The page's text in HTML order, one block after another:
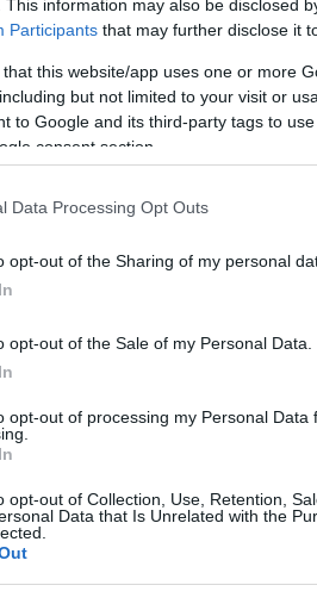
This information may also be disclosed
Participants that may further disclose it
that this website/app uses one or more
but not limited to your visit or
to Google and its third-party tags to
consent section.
Data Processing Opt Outs
opt-out of the Sharing of my personal
opt-out of the Sale of my Personal Data.
opt-out of processing my Personal Data
opt-out of Collection, Use, Retention,
Data that Is Unrelated with the
territoriale legato alla
diEtifor, Martina Catte e
di Badesi , la
Maria Morittucon la
Addis, Alessandra
dal figlio Andrea, Francesco
e la guida equestre
in vigna.
diverso: una passeggiata
a porte aperte” che ha avuto
Le Dune
artigianali e